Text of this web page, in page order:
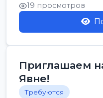
19 просмотров
Приглашаем
Явне!
Требуются